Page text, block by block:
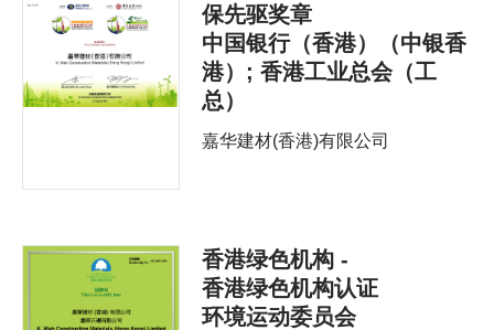
保先驱奖章
中国银行（香港）（中银香
港）; 香港工业总会（工
总）
嘉华建材(香港)有限公司
香港绿色机构 -
香港绿色机构认证
环境运动委员会